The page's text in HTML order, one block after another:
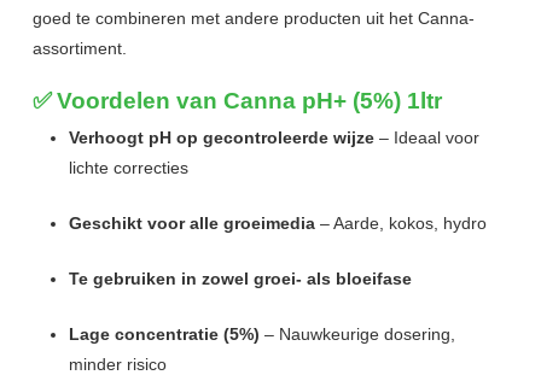
goed te combineren met andere producten uit het Canna-
assortiment.
✅Voordelen van Canna pH+ (5%) 1ltr
Verhoogt pH op gecontroleerde wijze– Ideaal voor
lichte correcties
Geschikt voor alle groeimedia– Aarde, kokos, hydro
Te gebruiken in zowel groei- als bloeifase
Lage concentratie (5%) – Nauwkeurige dosering,
minder risico